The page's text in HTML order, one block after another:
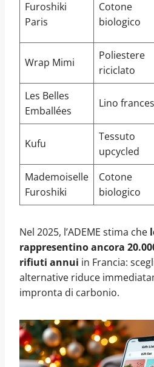
Furoshiki
Paris
Cotone
biologico
Wrap Mimi
Poliestere
riciclato
Les Belles
Emballées
Lino
Kufu
Tessuto
upcycled
Mademoiselle
Furoshiki
Cotone
biologico
Nel 2025, l’ADEME stima che
rappresentino ancora
rifiuti annui in Francia:
alternative riduce
impronta di carbonio.